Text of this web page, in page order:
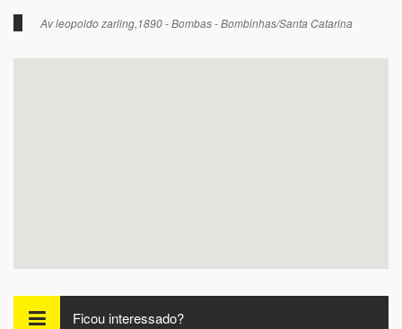
Av leopoldo zarling,1890 - Bombas - Bombinhas/Santa Catarina
Ficou interessado?